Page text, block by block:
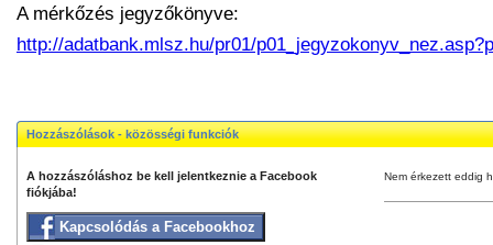
A mérkőzés jegyzőkönyve:
http://adatbank.mlsz.hu/pr01/
Hozzászólások - közösségi funkciók
A hozzászóláshoz be kell jelentkeznie a Facebook
fiókjába!
Kapcsolódás a Facebookhoz
Nem érkezett eddig